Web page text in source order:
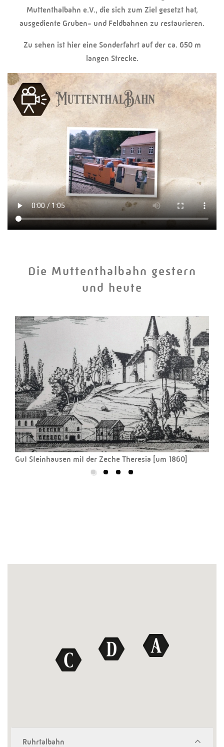
Muttenthalbahn e.V., die sich zum Ziel gesetzt hat,
ausgediente Gruben- und Feldbahnen zu restaurieren.
Zu sehen ist hier eine Sonderfahrt auf der ca. 650 m
langen Strecke.
Die Muttenthalbahn gestern
und heute
Gut Steinhausen mit der Zeche Theresia [um 1860]
Ruhrtalbahn